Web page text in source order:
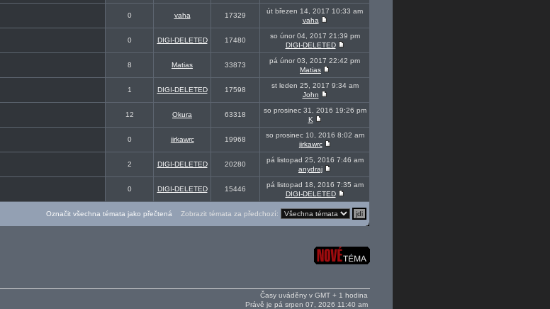
0 vaha 17329
út březen 14, 2017 10:33 am
vaha
0 DIGI-DELETED 17480
so únor 04, 2017 21:39 pm
DIGI-DELETED
8 Matias 33873
pá únor 03, 2017 22:42 pm
Matias
1 DIGI-DELETED 17598
st leden 25, 2017 9:34 am
John
12 Okura 63318
so prosinec 31, 2016 19:26 pm
K
0 jirkawrc 19968
so prosinec 10, 2016 8:02 am
jirkawrc
2 DIGI-DELETED 20280
pá listopad 25, 2016 7:46 am
anydraj
0 DIGI-DELETED 15446
pá listopad 18, 2016 7:35 am
DIGI-DELETED
Označit všechna témata jako přečtená Zobrazit témata za předchozí:
Časy uváděny v GMT + 1 hodina
Právě je pá srpen 07, 2026 11:40 am